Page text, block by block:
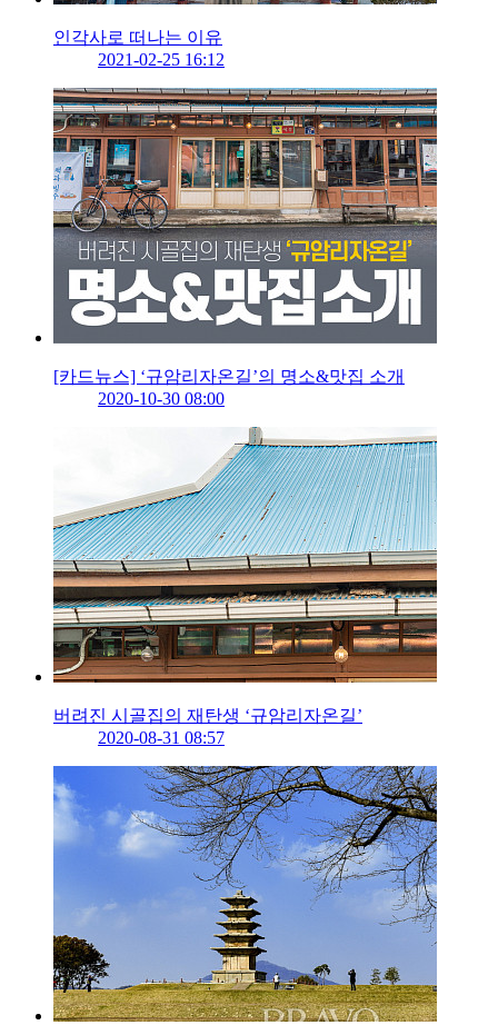
인각사로 떠나는 이유
2021-02-25 16:12
[카드뉴스] ‘규암리자온길’의 명소&맛집 소개
2020-10-30 08:00
버려진 시골집의 재탄생 ‘규암리자온길’
2020-08-31 08:57